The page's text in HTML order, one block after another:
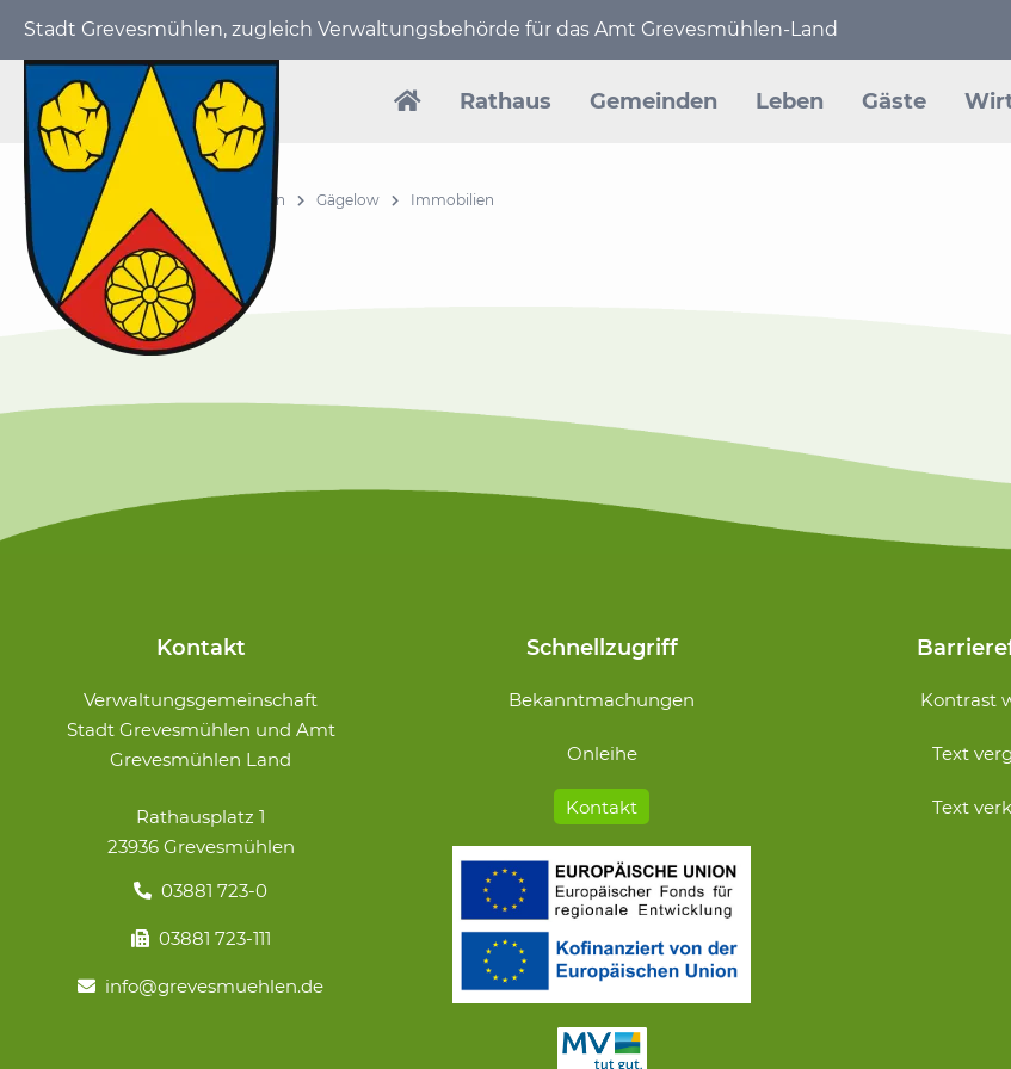
Stadt Grevesmühlen, zugleich Verwaltungs­behörde für das Amt Grevesmühlen-Land
überspringen
Rathaus Gemeinden Leben Gäste
Stadt Grevesmühlen Gemeinden Gägelow Immobilien
Kontakt
Verwaltungsgemeinschaft
Stadt Grevesmühlen und Amt
Grevesmühlen Land
Rathausplatz 1
23936 Grevesmühlen
03881 723-0
03881 723-111
info@grevesmuehlen.de
Schnellzugriff
NavigationBekanntmachungen
Onleihe
Kontakt
Kontrast
Text
Text